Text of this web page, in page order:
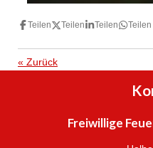
Teilen Teilen Teilen Teilen
« Zurück
Freiwillige